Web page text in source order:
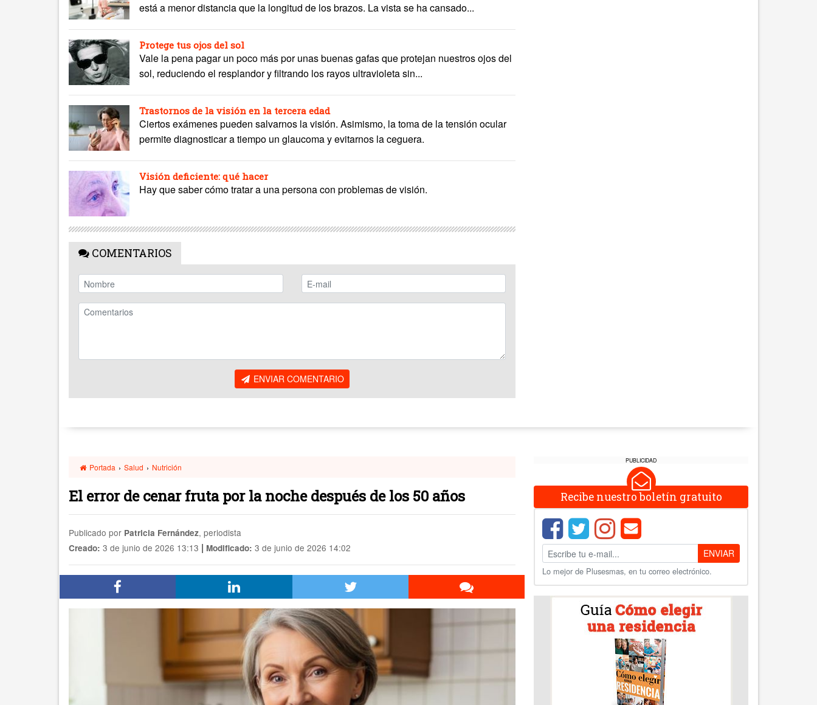
está a menor distancia que la longitud de los brazos. La vista se ha cansado...
Protege tus ojos del sol
Vale la pena pagar un poco más por unas buenas gafas que protejan nuestros ojos del
sol, reduciendo el resplandor y filtrando los rayos ultravioleta sin...
Trastornos de la visión en la tercera edad
Ciertos exámenes pueden salvarnos la visión. Asimismo, la toma de la tensión ocular
permite diagnosticar a tiempo un glaucoma y evitarnos la ceguera.
Visión deficiente: qué hacer
Hay que saber cómo tratar a una persona con problemas de visión.
COMENTARIOS
ENVIAR COMENTARIO
Portada › Salud › Nutrición
El error de cenar fruta por la noche después de los 50 años
Publicado por Patricia Fernández, periodista
Creado: 3 de junio de 2026 13:13 | Modificado: 3 de junio de 2026 14:02
PUBLICIDAD
Recibe nuestro boletín gratuito
ENVIAR
Lo mejor de Plusesmas, en tu correo electrónico.